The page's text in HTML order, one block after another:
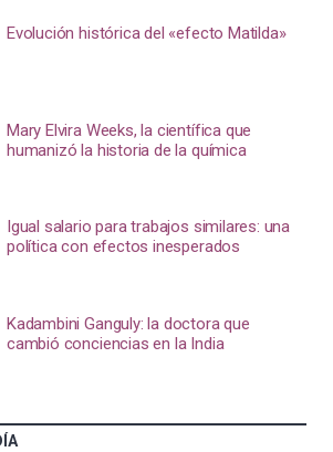
Evolución histórica del «efecto Matilda»
Mary Elvira Weeks, la científica que
humanizó la historia de la química
Igual salario para trabajos similares: una
política con efectos inesperados
Kadambini Ganguly: la doctora que
cambió conciencias en la India